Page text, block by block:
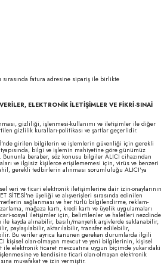
fatura adresine sipariş ile birlikte
ELEKTRONİK İLETİŞİMLER VE FİKRİ-SINAİ
gizliliği, işlenmesi-kullanımı ve iletişimler ile diğer
gizlilik kuralları-politikası ve şartlar geçerlidir.
girilen bilgilerin ve işlemlerin güvenliği için gerekli
bilgi ve işlemin mahiyetine göre günümüz
Bununla beraber, söz konusu bilgiler ALICI cihazından
ve ilgisiz kişilerce erişilememesi için, virüs ve benzeri
gerekli tedbirlerin alınması sorumluluğu ALICI'ya
veri ve ticari elektronik iletişimlerine dair izin-onaylarının
SİTESİ'ne üyeliği ve alışverişleri sırasında edinilen
sağlanması ve her türlü bilgilendirme, reklam-
mağaza kartı, kredi kartı ve üyelik uygulamaları
sosyal iletişimler için, belirtilenler ve halefleri nezdinde
kayda alınabilir, basılı/manyetik arşivlerde saklanabilir,
paylaşılabilir, aktarılabilir, transfer edilebilir,
Bu veriler ayrıca kanunen gereken durumlarda ilgili
kişisel olan-olmayan mevcut ve yeni bilgilerinin, kişisel
ile elektronik ticaret mevzuatına uygun biçimde yukarıdaki
ve kendisine ticari olan-olmayan elektronik
muvafakat ve izin vermiştir.